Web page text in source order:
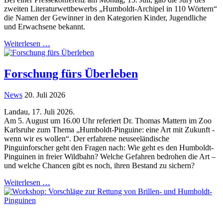
zweiten Literaturwettbewerbs „Humboldt-Archipel in 110 Wörtern“
die Namen der Gewinner in den Kategorien Kinder, Jugendliche
und Erwachsene bekannt.
Weiterlesen …
Forschung fürs Überleben
News 20. Juli 2026
Landau, 17. Juli 2026.
Am 5. August um 16.00 Uhr referiert Dr. Thomas Mattern im Zoo
Karlsruhe zum Thema „Humboldt-Pinguine: eine Art mit Zukunft -
wenn wir es wollen“. Der erfahrene neuseeländische
Pinguinforscher geht den Fragen nach: Wie geht es den Humboldt-
Pinguinen in freier Wildbahn? Welche Gefahren bedrohen die Art –
und welche Chancen gibt es noch, ihren Bestand zu sichern?
Weiterlesen …